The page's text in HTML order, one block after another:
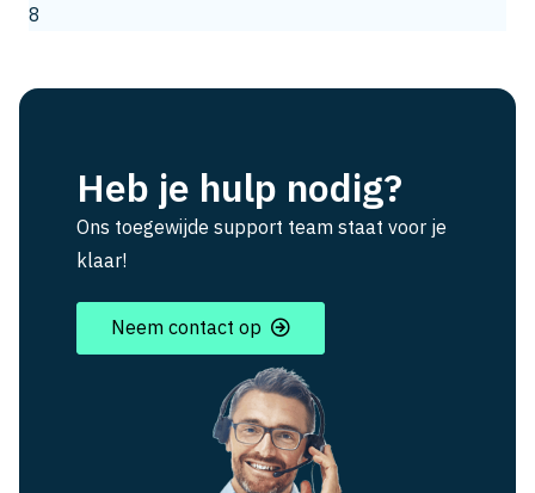
8
Heb je hulp nodig?
Ons toegewijde support team staat voor je
klaar!
Neem contact op